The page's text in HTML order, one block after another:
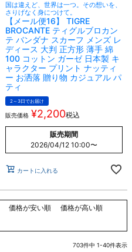
国は違えど、世界は一つ。その想いを、
さりげなく身につけて。
【メール便16】 TIGRE
BROCANTE ティグルブロカン
テ バンダナ スカーフ メンズ レ
ディース 大判 正方形 薄手 綿
100 コットン ガーゼ 日本製 キ
ャラクター プリント ナッティ
ー お洒落 贈り物 カジュアル パ
ティ
2～3日でお届け
販売価格 ¥2,200税込
販売期間
2026/04/12 10:00〜
カートに入れる
価格が安い順
価格が高い順
703件中 1-40件表示